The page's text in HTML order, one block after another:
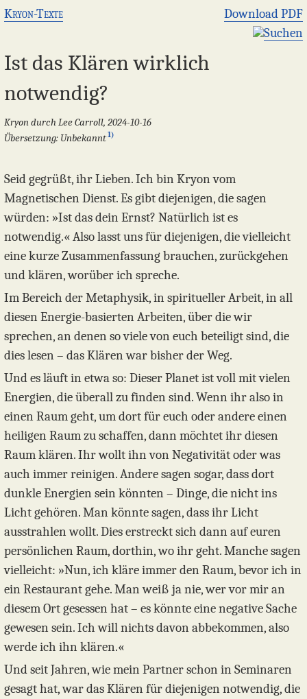
Kryon-Texte
Download PDF
Suchen
Ist das Klären wirklich
notwendig?
Kryon durch Lee Carroll, 2024-10-16
Übersetzung: Unbekannt1)
Seid gegrüßt, ihr Lieben. Ich bin Kryon vom
Magnetischen Dienst. Es gibt diejenigen, die sagen
würden: »Ist das dein Ernst? Natürlich ist es
notwendig.« Also lasst uns für diejenigen, die vielleicht
eine kurze Zusammenfassung brauchen, zurückgehen
und klären, worüber ich spreche.
Im Bereich der Metaphysik, in spiritueller Arbeit, in all
diesen Energie-basierten Arbeiten, über die wir
sprechen, an denen so viele von euch beteiligt sind, die
dies lesen – das Klären war bisher der Weg.
Und es läuft in etwa so: Dieser Planet ist voll mit vielen
Energien, die überall zu finden sind. Wenn ihr also in
einen Raum geht, um dort für euch oder andere einen
heiligen Raum zu schaffen, dann möchtet ihr diesen
Raum klären. Ihr wollt ihn von Negativität oder was
auch immer reinigen. Andere sagen sogar, dass dort
dunkle Energien sein könnten – Dinge, die nicht ins
Licht gehören. Man könnte sagen, dass ihr Licht
ausstrahlen wollt. Dies erstreckt sich dann auf euren
persönlichen Raum, dorthin, wo ihr geht. Manche sagen
vielleicht: »Nun, ich kläre immer den Raum, bevor ich in
ein Restaurant gehe. Man weiß ja nie, wer vor mir an
diesem Ort gesessen hat – es könnte eine negative Sache
gewesen sein. Ich will nichts davon abbekommen, also
werde ich ihn klären.«
Und seit Jahren, wie mein Partner schon in Seminaren
gesagt hat, war das Klären für diejenigen notwendig, die